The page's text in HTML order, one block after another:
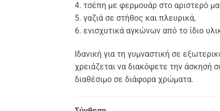
4. τσέπη με φερμουάρ στο αριστερό
5. γαζιά σε στήθος και πλευρικά,
6. ενισχυτικά αγκώνων από το ίδιο
Ιδανική για τη γυμναστική σε
χρειάζεται να διακόψετε την άσκησή
διαθέσιμο σε διάφορα χρώματα.